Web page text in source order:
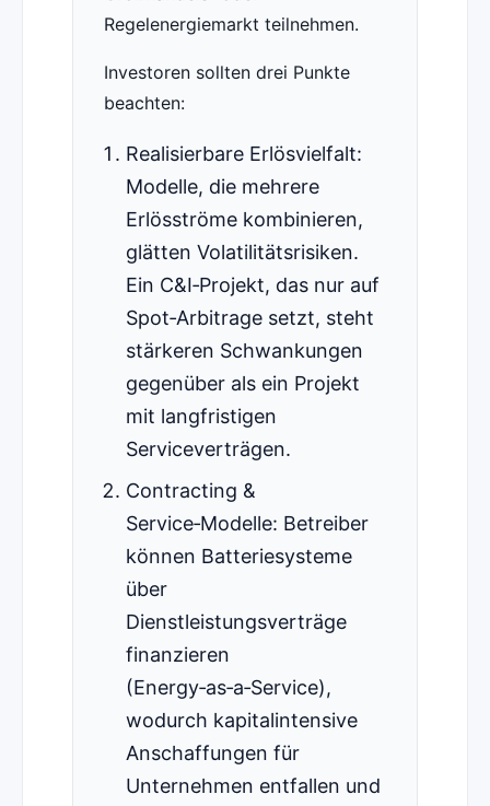
Regelenergiemarkt teilnehmen.
Investoren sollten drei Punkte
beachten:
Realisierbare Erlösvielfalt:
Modelle, die mehrere
Erlösströme kombinieren,
glätten Volatilitätsrisiken.
Ein C&I‑Projekt, das nur auf
Spot‑Arbitrage setzt, steht
stärkeren Schwankungen
gegenüber als ein Projekt
mit langfristigen
Serviceverträgen.
Contracting &
Service‑Modelle: Betreiber
können Batteriesysteme
über
Dienstleistungsverträge
finanzieren
(Energy‑as‑a‑Service),
wodurch kapitalintensive
Anschaffungen für
Unternehmen entfallen und